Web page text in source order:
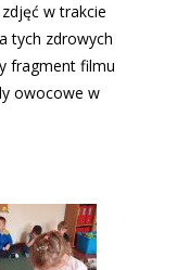
w trakcie
tych zdrowych
fragment filmu
owocowe w